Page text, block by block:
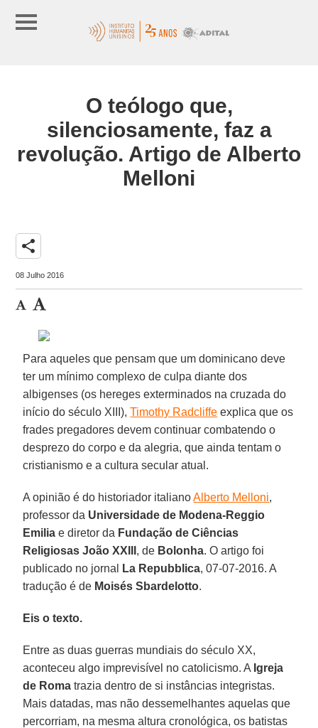
O teólogo que,
silenciosamente, faz a
revolução. Artigo de Alberto
Melloni
share
08 Julho 2016
Para aqueles que pensam que um dominicano deve
ter um mínimo complexo de culpa diante dos
albigenses (os hereges exterminados na cruzada do
início do século XIII),Timothy Radcliffe explica que os
frades pregadores devem continuar combatendo o
desprezo do corpo e da alegria, que ainda tentam o
cristianismo e a cultura secular atual.
A opinião é do historiador italianoAlberto Melloni,
professor da Universidade de Modena-Reggio
Emilia e diretor da Fundação de Ciências
Religiosas João XXIII , de Bolonha. O artigo foi
publicado no jornal
La Repubblica, 07-07-2016. A
tradução é de Moisés Sbardelotto.
Eis o texto.
Entre as duas guerras mundiais do século XX,
aconteceu algo imprevisível no catolicismo. A Igreja
de Roma trazia dentro de si instâncias integristas.
Mais datadas, mas não dessemelhantes aquelas que
percorriam, na mesma altura cronológica, os batistas